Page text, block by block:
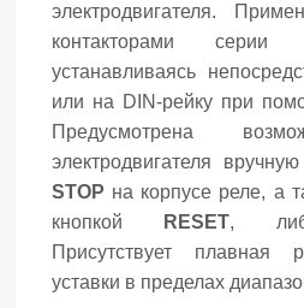
электродвигателя.
контакторами серии
устанавливаясь
или на DIN-рейку при
Предусмотрена
электродвигателя
STOP на корпусе реле, а
кнопкой
RESET,
Присутствует плавная
уставки в пределах